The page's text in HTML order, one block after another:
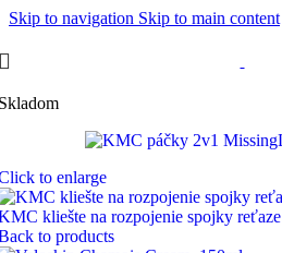
Skip to navigation Skip to main content
to enlarge
kliešte na rozpojenie spojky reťaze
to products